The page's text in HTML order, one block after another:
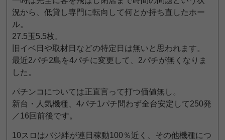
況から、低貸し専門に転向して何とか持ち直したホー
ル。
27.5玉5.5枚。
旧イベ日や取材日などの特定日は無いと思われます。
最近2パチ2島を4パチに変更して、2パチが無くなりま
した。
パチンコについては正直言って打つ価値無し。
新台・人気機種、4パチ1パチ問わず全台安定して250発
／16回前後です。
10スロはバジ絆が連日稼動100％近く、その他機種につ